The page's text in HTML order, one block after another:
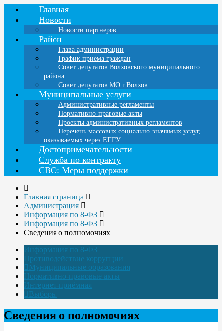
Главная
Новости
Новости партнеров
Район
Глава администрации
График приема граждан
Совет депутатов Волховского муниципального
района
Совет депутатов МО г.Волхов
Муниципальные услуги
Административные регламенты
Нормативно-правовые акты
Проекты административных регламентов
Перечень массовых социально-значимых услуг,
оказываемых через ЕПГУ
Достопримечательности
Служба по контракту
СВО: Меры поддержки
Главная страница
Администрация
Информация по 8-ФЗ
Информация по 8-ФЗ
Сведения о полномочиях
Информация по 8-ФЗ
Противодействие коррупции
Муниципальные образования
Нормативно-правовые акты
Интернет-приёмная
Выборы
Сведения о полномочиях